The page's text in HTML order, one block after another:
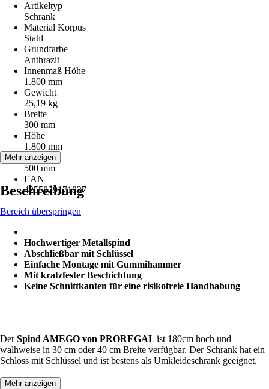
Artikeltyp
Schrank
Material Korpus
Stahl
Grundfarbe
Anthrazit
Innenmaß Höhe
1.800 mm
Gewicht
25,19 kg
Breite
300 mm
Höhe
1.800 mm
Tiefe
500 mm
EAN
4255829171837
Mehr anzeigen
Beschreibung
Bereich überspringen
Hochwertiger Metallspind
Abschließbar mit Schlüssel
Einfache Montage mit Gummihammer
Mit kratzfester Beschichtung
Keine Schnittkanten für eine risikofreie Handhabung
DerSpind AMEGO von PROREGAL ist 180cm hoch und
walhweise in 30 cm oder 40 cm Breite verfügbar. Der Schrank hat ein
Schloss mit Schlüssel und ist bestens als Umkleideschrank geeignet.
Mehr anzeigen